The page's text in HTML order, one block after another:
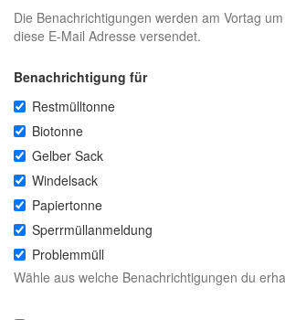
Die Benachrichtigungen werden am Vortag
diese E-Mail Adresse versendet.
Benachrichtigung für
Restmülltonne
Biotonne
Gelber Sack
Windelsack
Papiertonne
Sperrmüllanmeldung
Problemmüll
Wähle aus welche Benachrichtigungen du